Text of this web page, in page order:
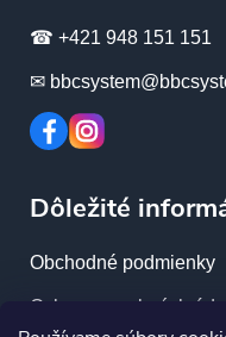
☎ +421 948 151 151
✉
Dôležité
Obchodné podmienky
Ochrana osobných